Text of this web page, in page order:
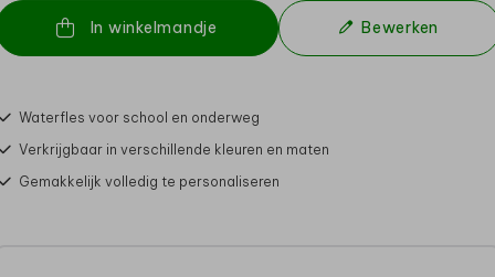
In winkelmandje Bewerken
Waterfles voor school en onderweg
Verkrijgbaar in verschillende kleuren en maten
Gemakkelijk volledig te personaliseren